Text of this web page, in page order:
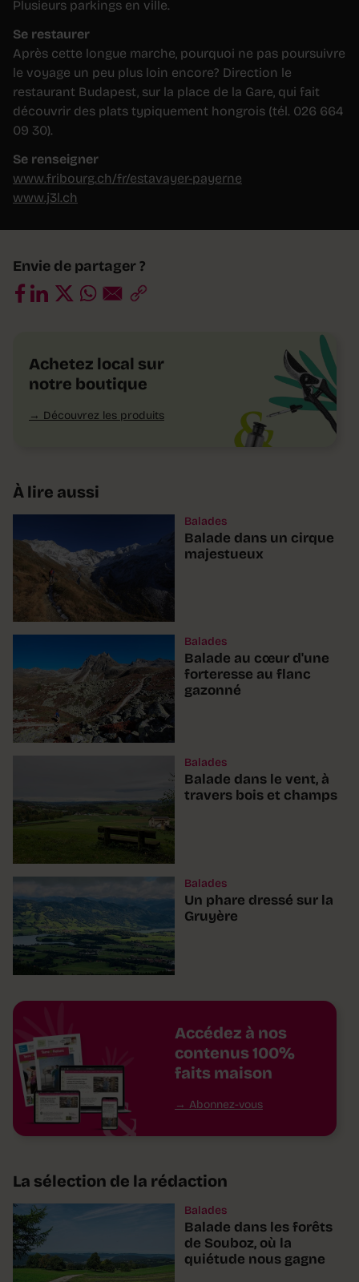
Plusieurs parkings en ville.
Se restaurer
Après cette longue marche, pourquoi ne pas poursuivre
le voyage un peu plus loin encore? Direction le
restaurant Budapest, sur la place de la Gare, qui fait
découvrir des plats typiquement hongrois (tél. 026 664
09 30).
Se renseigner
www.fribourg.ch/fr/estavayer-payerne
www.j3l.ch
Envie de partager ?
Achetez local sur
notre boutique
Découvrez les produits
À lire aussi
Balades
Balade dans un cirque
majestueux
Balades
Balade au cœur d'une
forteresse au flanc
gazonné
Balades
Balade dans le vent, à
travers bois et champs
Balades
Un phare dressé sur la
Gruyère
Accédez à nos
contenus 100%
faits maison
Abonnez-vous
La sélection de la rédaction
Balades
Balade dans les forêts
de Souboz, où la
quiétude nous gagne